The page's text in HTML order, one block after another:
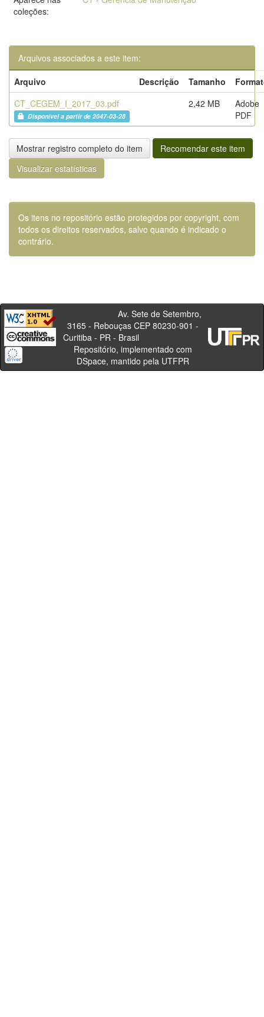
coleções:
Arquivos associados a este item:
Arquivo
Descrição Tamanho
CT_CEGEM_I_2017_03.pdf
Disponível a partir de 2047-03-28
2,42 MB
Adobe
PDF
Mostrar registro completo do item
Recomendar este item
Visualizar estatísticas
Os itens no repositório estão protegidos por copyright, com
todos os direitos reservados, salvo quando é indicado o
contrário.
Av. Sete de Setembro,
3165 - Rebouças CEP 80230-901 -
Curitiba - PR - Brasil
Repositório, implementado com
DSpace, mantido pela UTFPR